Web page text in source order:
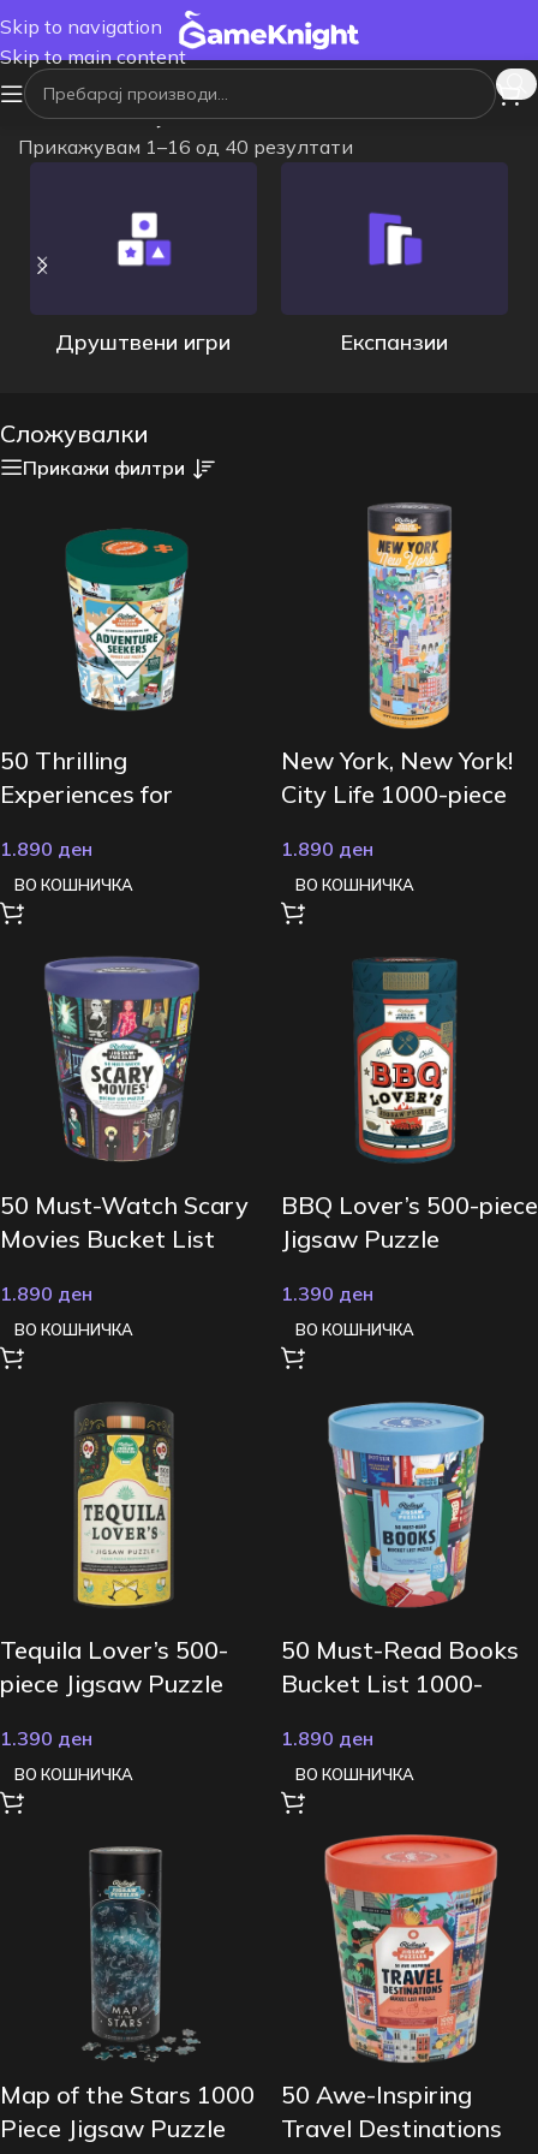
Skip to navigation
Skip to main content
Почетна/Сложувалки
Прикажувам 1–16 од 40 резултати
Друштвени игри Експанзии
Сложувалки
Прикажи филтри
50 Thrilling
Experiences for
1000-piece Bucket
List Jigsaw Puzzle
1.890 ден
ВО КОШНИЧКА
New York, New York!
City Life 1000-piece
1.890 ден
ВО КОШНИЧКА
50 Must-Watch Scary
Movies Bucket List
1.890 ден
ВО КОШНИЧКА
BBQ Lover’s 500-piece
Jigsaw Puzzle
1.390 ден
ВО КОШНИЧКА
Tequila Lover’s 500-
piece Jigsaw Puzzle
1.390 ден
ВО КОШНИЧКА
50 Must-Read Books
Bucket List 1000-
1.890 ден
ВО КОШНИЧКА
Map of the Stars 1000
Piece Jigsaw Puzzle
50 Awe-Inspiring
Travel Destinations